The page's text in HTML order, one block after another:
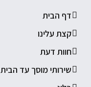
דף הבית
קצת עלינו
חוות דעת
שירותי מוסך עד הבית